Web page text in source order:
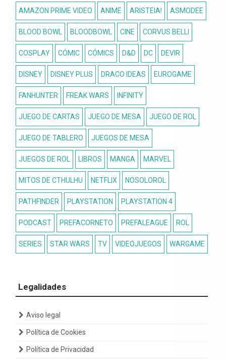
AMAZON PRIME VIDEO ANIME ARISTEIA! ASMODEE
BLOOD BOWL BLOODBOWL CINE CORVUS BELLI
COSPLAY CÓMIC CÓMICS D&D DC DEVIR
DISNEY DISNEY PLUS DRACO IDEAS EUROGAME
FANHUNTER FREAK WARS INFINITY
JUEGO DE CARTAS JUEGO DE MESA JUEGO DE ROL
JUEGO DE TABLERO JUEGOS DE MESA
JUEGOS DE ROL LIBROS MANGA MARVEL
MITOS DE CTHULHU NETFLIX NOSOLOROL
PATHFINDER PLAYSTATION PLAYSTATION 4
PODCAST PREFACORNETO PREFALEAGUE ROL
SERIES STAR WARS TV VIDEOJUEGOS WARGAME
Legalidades
Aviso legal
Política de Cookies
Política de Privacidad